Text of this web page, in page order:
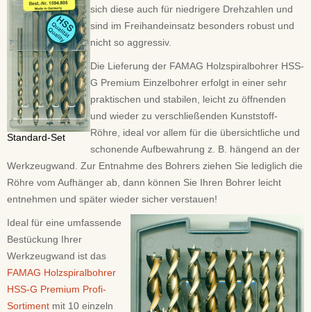
Standard-Set
sich diese auch für niedrigere Drehzahlen und
sind im Freihandeinsatz besonders robust und
nicht so aggressiv.
Die Lieferung der FAMAG Holzspiralbohrer HSS-
G Premium Einzelbohrer erfolgt in einer sehr
praktischen und stabilen, leicht zu öffnenden
und wieder zu verschließenden Kunststoff-
Röhre, ideal vor allem für die übersichtliche und
schonende Aufbewahrung z. B. hängend an der
Werkzeugwand. Zur Entnahme des Bohrers ziehen Sie lediglich die
Röhre vom Aufhänger ab, dann können Sie Ihren Bohrer leicht
entnehmen und später wieder sicher verstauen!
Ideal für eine umfassende
Bestückung Ihrer
Werkzeugwand ist das
FAMAG Holzspiralbohrer
HSS-G Premium Profi-
Sortiment mit 10 einzeln